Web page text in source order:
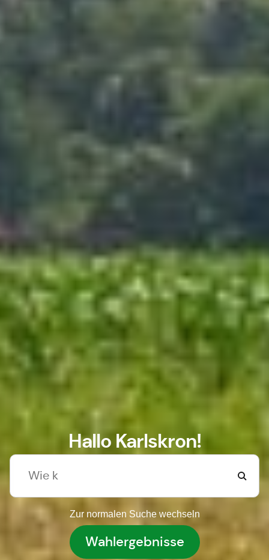
Hallo Karlskron!
Zur normalen Suche wechseln
Wahlergebnisse